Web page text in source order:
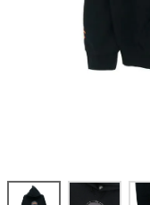
8.4inch
8.5inch
64mm
ソフトウィール（ク
足回りセット（
スケートケース・
27.5cm
7分袖シャツ・ラ
ソックス